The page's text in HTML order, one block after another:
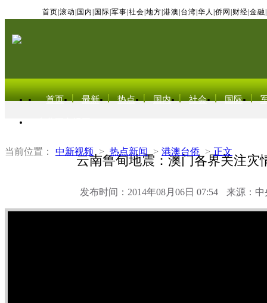
首页 滚动 国内 国际 军事 社会 地方 港澳 台湾 华人 侨网 财经 金融
首页 最新 热点 国内 社会 国际
当前位置： 中新视频 > 热点新闻 > 港澳台侨 > 正文
云南鲁甸地震：澳门各界关注灾
发布时间：2014年08月06日 07:54 来源：中